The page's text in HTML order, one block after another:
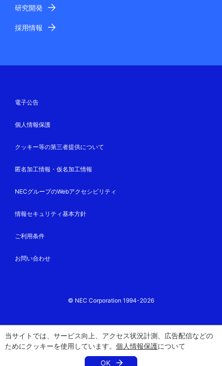
当サイトでは、サービス向上、アクセス状況計測、広告配信などの
ためにクッキーを使用しています。 個人情報保護について
OK
研究開発
採用情報
電子公告
個人情報保護
クッキー等の第三者提供について
匿名加工情報・仮名加工情報
NECグループのWebアクセシビリティ
情報セキュリティ基本方針
ご利用条件
お問い合わせ
© NEC Corporation 1994-2026